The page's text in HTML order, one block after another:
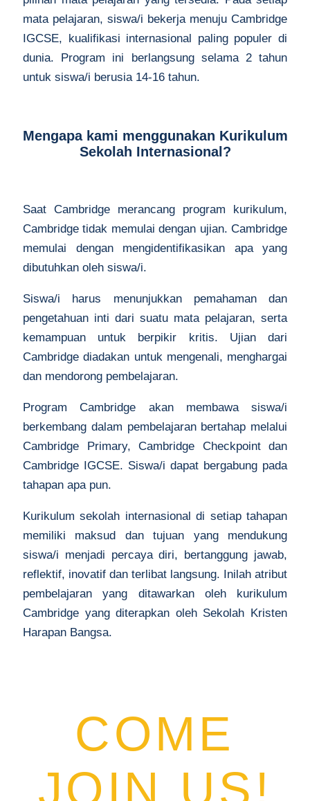
mata pelajaran, siswa/i bekerja menuju Cambridge
IGCSE, kualifikasi internasional paling populer di
dunia. Program ini berlangsung selama 2 tahun
untuk siswa/i berusia 14-16 tahun.
Mengapa kami menggunakan Kurikulum
Sekolah Internasional?
Saat Cambridge merancang program kurikulum,
Cambridge tidak memulai dengan ujian. Cambridge
memulai dengan mengidentifikasikan apa yang
dibutuhkan oleh siswa/i.
Siswa/i harus menunjukkan pemahaman dan
pengetahuan inti dari suatu mata pelajaran, serta
kemampuan untuk berpikir kritis. Ujian dari
Cambridge diadakan untuk mengenali, menghargai
dan mendorong pembelajaran.
Program Cambridge akan membawa siswa/i
berkembang dalam pembelajaran bertahap melalui
Cambridge Primary, Cambridge Checkpoint dan
Cambridge IGCSE. Siswa/i dapat bergabung pada
tahapan apa pun.
Kurikulum sekolah internasional di setiap tahapan
memiliki maksud dan tujuan yang mendukung
siswa/i menjadi percaya diri, bertanggung jawab,
reflektif, inovatif dan terlibat langsung. Inilah atribut
pembelajaran yang ditawarkan oleh kurikulum
Cambridge yang diterapkan oleh Sekolah Kristen
Harapan Bangsa.
COME
JOIN US!